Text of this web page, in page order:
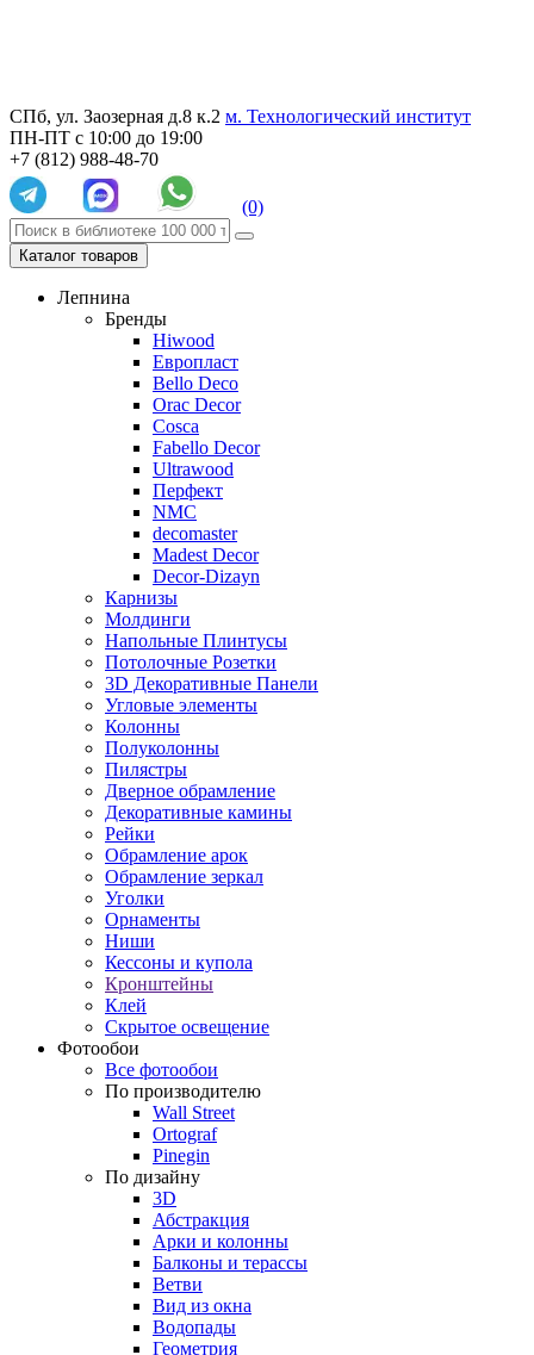
СПб, ул. Заозерная д.8 к.2 м. Технологический институт
ПН-ПТ с 10:00 до 19:00
+7 (812) 988-48-70
(0)
Каталог товаров
Лепнина
Бренды
Hiwood
Европласт
Bello Deco
Orac Decor
Cosca
Fabello Decor
Ultrawood
Перфект
NMC
decomaster
Madest Decor
Decor-Dizayn
Карнизы
Молдинги
Напольные Плинтусы
Потолочные Розетки
3D Декоративные Панели
Угловые элементы
Колонны
Полуколонны
Пилястры
Дверное обрамление
Декоративные камины
Рейки
Обрамление арок
Обрамление зеркал
Уголки
Орнаменты
Ниши
Кессоны и купола
Кронштейны
Клей
Скрытое освещение
Фотообои
Все фотообои
По производителю
Wall Street
Ortograf
Pinegin
По дизайну
3D
Абстракция
Арки и колонны
Балконы и терассы
Ветви
Вид из окна
Водопады
Геометрия